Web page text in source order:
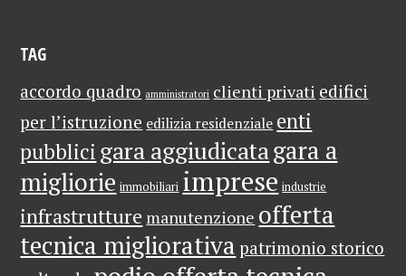
TAG
accordo quadro amministratori clienti privati edifici
per l’istruzione edilizia residenziale enti
pubblici gara aggiudicatagara a
migliorie immobiliari imprese industrie
infrastrutture manutenzione offerta
tecnica migliorativa patrimonio storico